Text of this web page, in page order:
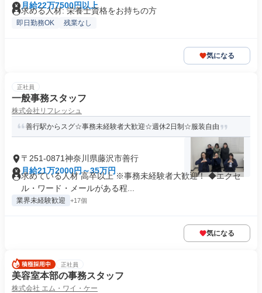
月給22万7500円以上
求める人材: 栄養士資格をお持ちの方
即日勤務OK 残業なし
気になる
正社員
一般事務スタッフ
株式会社リフレッシュ
善行駅からスグ☆事務未経験者大歓迎☆週休2日制☆服装自由
〒251-0871神奈川県藤沢市善行
月給21万2000円～35万円
求めている人材 高卒以上 ※事務未経験者大歓迎！ ◆エクセ
ル・ワード・メールがある程...
業界未経験歓迎 +17個
気になる
正社員
美容室本部の事務スタッフ
株式会社 エム・ワイ・ケー